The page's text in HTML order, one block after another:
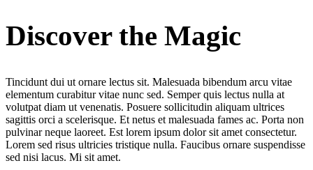
Discover the Magic
Tincidunt dui ut ornare lectus sit. Malesuada bibendum arcu vitae
elementum curabitur vitae nunc sed. Semper quis lectus nulla at
volutpat diam ut venenatis. Posuere sollicitudin aliquam ultrices
sagittis orci a scelerisque. Et netus et malesuada fames ac. Porta non
pulvinar neque laoreet. Est lorem ipsum dolor sit amet consectetur.
Lorem sed risus ultricies tristique nulla. Faucibus ornare suspendisse
sed nisi lacus. Mi sit amet.